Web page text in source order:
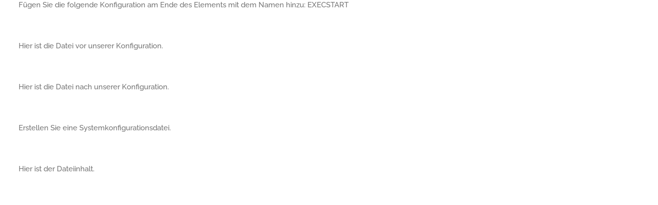
Fügen Sie die folgende Konfiguration am Ende des Elements mit dem Namen hinzu: EXECSTART
Hier ist die Datei vor unserer Konfiguration.
Hier ist die Datei nach unserer Konfiguration.
Erstellen Sie eine Systemkonfigurationsdatei.
Hier ist der Dateiinhalt.